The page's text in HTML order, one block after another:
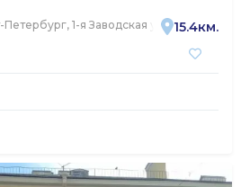
1-я Заводская улица, 14, корп.
15.4км.